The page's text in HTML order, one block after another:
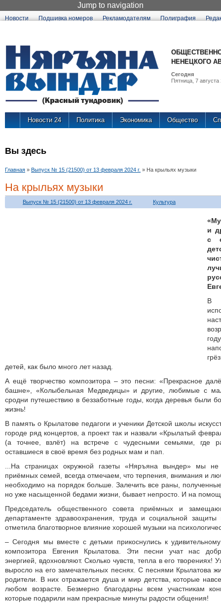
Jump to navigation
Новости Подшивка номеров Рекламодателям Полиграфия
НЕНЕЦКОГО
Сегодня
Пятница, 7 августа
Новости 24 Политика Экономика Общество
Вы здесь
Главная » Выпуск № 15 (21500) от 13 февраля 2024 г. » На крыльях музыки
На крыльях музыки
Выпуск № 15 (21500) от 13 февраля 2024 г. Культура
и
с
В
детей, как было много лет назад.
А ещё творчество композитора – это песни: «Прекрасное
башне», «Колыбельная Медведицы» и другие, любимые с
сродни путешествию в беззаботные годы, когда деревья были
жизнь!
В память о Крылатове педагоги и ученики Детской школы
городе ряд концертов, а проект так и назвали «Крылатый
(а точнее, взлёт) на встрече с чудесными семьями, где
оставшиеся в своё время без родных мам и пап.
...На страницах окружной газеты «Няръяна вындер» мы
приёмных семей, всегда отмечаем, что терпения, внимания и
необходимо на порядок больше. Залечить все раны,
но уже насыщенной бедами жизни, бывает непросто. И на
Председатель общественного совета приёмных и
департаменте здравоохранения, труда и социальной
отметила благотворное влияние хорошей музыки на
– Сегодня мы вместе с детьми прикоснулись к
композитора Евгения Крылатова. Эти песни учат нас
энергией, вдохновляют. Сколько чувств, тепла в его творениях!
выросло на его замечательных песнях. С песнями Крылатова
родители. В них отражается душа и мир детства, которые
любом возрасте. Безмерно благодарны всем участникам
которые подарили нам прекрасные минуты радости общения!